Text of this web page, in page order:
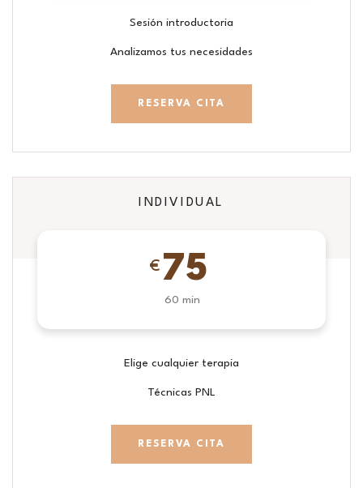
Sesión introductoria
Analizamos tus necesidades
RESERVA CITA
INDIVIDUAL
€ 75
60 min
Elige cualquier terapia
Técnicas PNL
RESERVA CITA